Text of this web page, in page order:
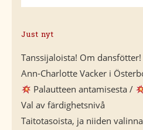
Just nyt
Tanssijaloista! Om dansfötter!
Ann-Charlotte Vacker i
Palautteen antamisesta /
Val av färdighetsnivå
Taitotasoista, ja niiden